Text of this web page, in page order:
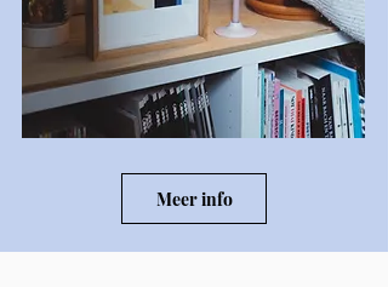
Meer info